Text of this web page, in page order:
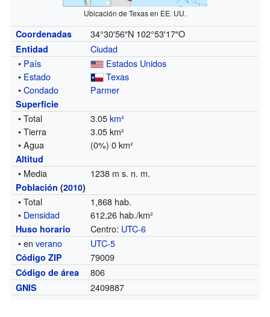
Ubicación de Texas en EE. UU.
Coordenadas 34°30′56″N 102°53′17″O
Entidad
Ciudad
• País
Estados Unidos
• Estado
Texas
•Condado Parmer
Superficie
• Total 3.05km²
• Tierra
3.05 km²
• Agua
(0%) 0 km²
Altitud
• Media 1238 m s. n. m.
Población (2010)
• Total
1,868 hab.
• Densidad 612,26 hab./km²
Huso horario Centro: UTC-6
• enverano UTC-5
Código ZIP 79009
Código de área 806
GNIS 2409887